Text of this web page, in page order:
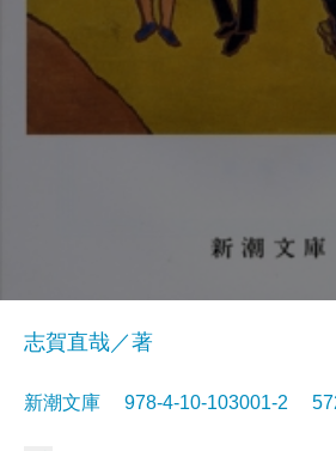
志賀直哉／著
新潮文庫 978-4-10-103001-2